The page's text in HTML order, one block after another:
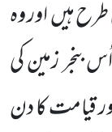
ہیں اور وہ
بنجر زمین کی
قیامت کا دن